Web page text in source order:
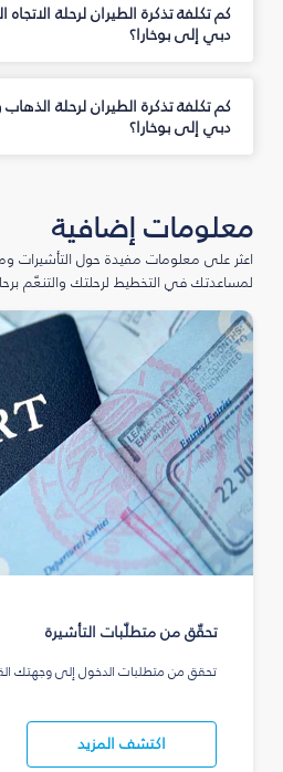
كم تكلفة تذكرة الطيران لرحلة الاتجاه
دبي إلى بوخارا؟
كم تكلفة تذكرة الطيران لرحلة
دبي إلى بوخارا؟
معلومات إضافية
اعثر على معلومات مفيدة حول التأشيرات
لمساعدتك في التخطيط لرحلتك والتنعّم
تحقّق من متطلّبات التأشيرة
تحقق من متطلبات الدخول إلى وجهتك
اكتشف المزيد